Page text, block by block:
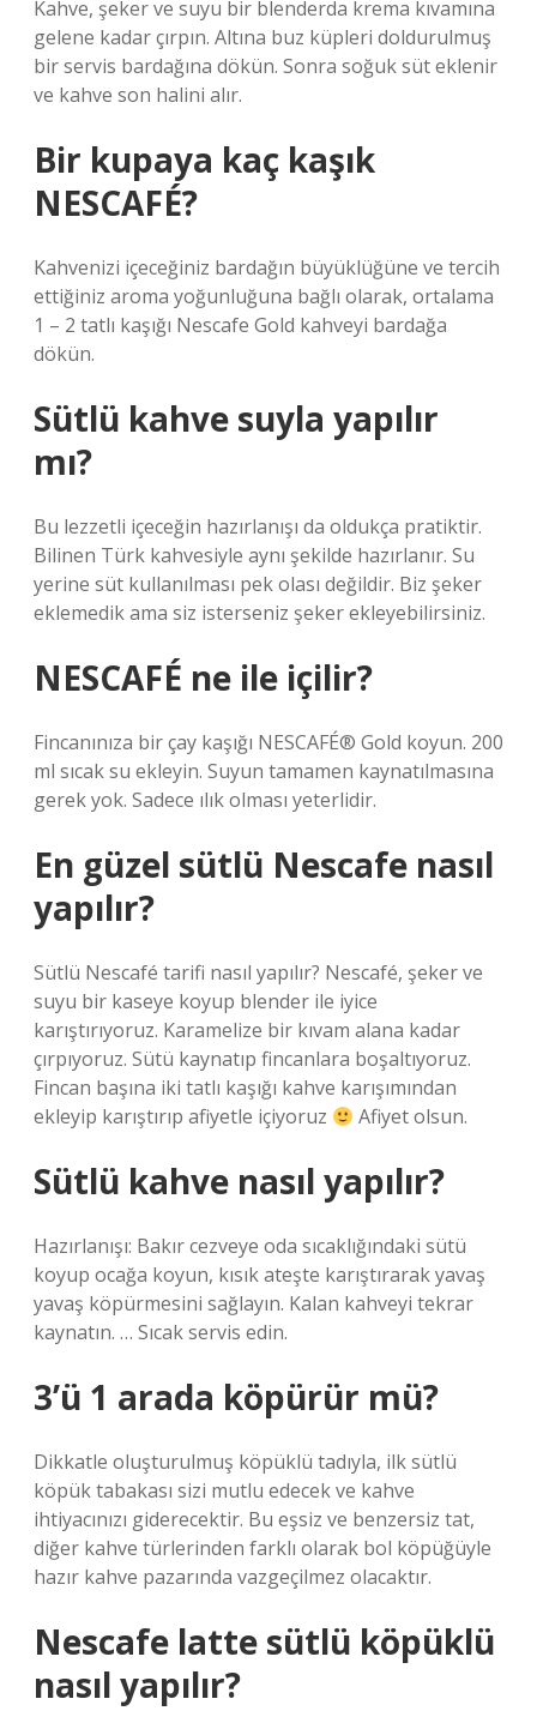
Kahve, şeker ve suyu bir blenderda krema kıvamına
gelene kadar çırpın. Altına buz küpleri doldurulmuş
bir servis bardağına dökün. Sonra soğuk süt eklenir
ve kahve son halini alır.
Bir kupaya kaç kaşık
NESCAFÉ?
Kahvenizi içeceğiniz bardağın büyüklüğüne ve tercih
ettiğiniz aroma yoğunluğuna bağlı olarak, ortalama
1 – 2 tatlı kaşığı Nescafe Gold kahveyi bardağa
dökün.
Sütlü kahve suyla yapılır
mı?
Bu lezzetli içeceğin hazırlanışı da oldukça pratiktir.
Bilinen Türk kahvesiyle aynı şekilde hazırlanır. Su
yerine süt kullanılması pek olası değildir. Biz şeker
eklemedik ama siz isterseniz şeker ekleyebilirsiniz.
NESCAFÉ ne ile içilir?
Fincanınıza bir çay kaşığı NESCAFÉ® Gold koyun. 200
ml sıcak su ekleyin. Suyun tamamen kaynatılmasına
gerek yok. Sadece ılık olması yeterlidir.
En güzel sütlü Nescafe nasıl
yapılır?
Sütlü Nescafé tarifi nasıl yapılır? Nescafé, şeker ve
suyu bir kaseye koyup blender ile iyice
karıştırıyoruz. Karamelize bir kıvam alana kadar
çırpıyoruz. Sütü kaynatıp fincanlara boşaltıyoruz.
Fincan başına iki tatlı kaşığı kahve karışımından
ekleyip karıştırıp afiyetle içiyoruz
Afiyet olsun.
Sütlü kahve nasıl yapılır?
Hazırlanışı: Bakır cezveye oda sıcaklığındaki sütü
koyup ocağa koyun, kısık ateşte karıştırarak yavaş
yavaş köpürmesini sağlayın. Kalan kahveyi tekrar
kaynatın. … Sıcak servis edin.
3’ü 1 arada köpürür mü?
Dikkatle oluşturulmuş köpüklü tadıyla, ilk sütlü
köpük tabakası sizi mutlu edecek ve kahve
ihtiyacınızı giderecektir. Bu eşsiz ve benzersiz tat,
diğer kahve türlerinden farklı olarak bol köpüğüyle
hazır kahve pazarında vazgeçilmez olacaktır.
Nescafe latte sütlü köpüklü
nasıl yapılır?